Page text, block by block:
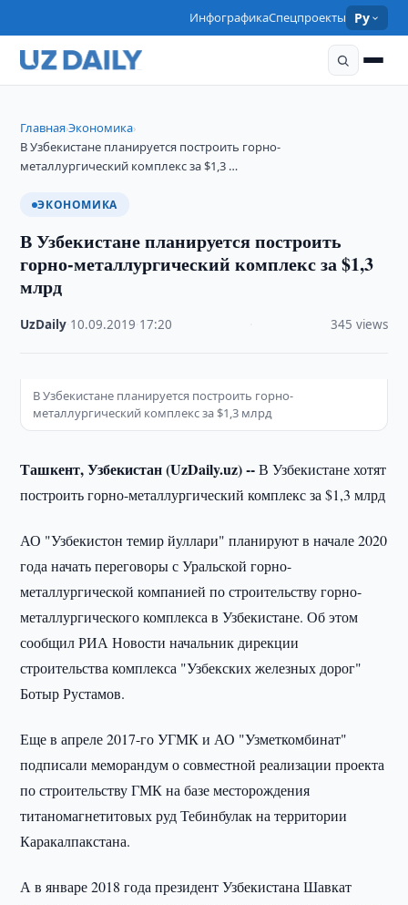
ИнфографикаСпецпроекты Ру
Главная›Экономика›
В Узбекистане планируется построить горно-
металлургический комплекс за $1,3 …
ЭКОНОМИКА
В Узбекистане планируется построить
горно-металлургический комплекс за $1,3
млрд
UzDaily 10.09.2019 17:20 345 views
В Узбекистане планируется построить горно-
металлургический комплекс за $1,3 млрд
Ташкент, Узбекистан (UzDaily.uz) --В Узбекистане хотят
построить горно-металлургический комплекс за $1,3 млрд
АО "Узбекистон темир йуллари" планируют в начале 2020
года начать переговоры с Уральской горно-
металлургической компанией по строительству горно-
металлургического комплекса в Узбекистане. Об этом
сообщил РИА Новости начальник дирекции
строительства комплекса "Узбекских железных дорог"
Ботыр Рустамов.
Еще в апреле 2017-го УГМК и АО "Узметкомбинат"
подписали меморандум о совместной реализации проекта
по строительству ГМК на базе месторождения
титаномагнетитовых руд Тебинбулак на территории
Каракалпакстана.
А в январе 2018 года президент Узбекистана Шавкат